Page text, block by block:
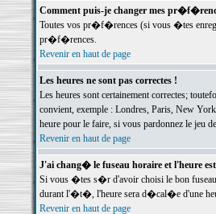
Comment puis-je changer mes
Toutes vos pr�f�rences (si vous �tes
pr�f�rences.
Revenir en haut de page
Les heures ne sont pas correctes !
Les heures sont certainement correctes;
convient, exemple : Londres, Paris, New
heure pour le faire, si vous pardonnez le jeu
Revenir en haut de page
J'ai chang� le fuseau horaire et l'heure
Si vous �tes s�r d'avoir choisi le bon
durant l'�t�, l'heure sera d�cal�e d'une
Revenir en haut de page